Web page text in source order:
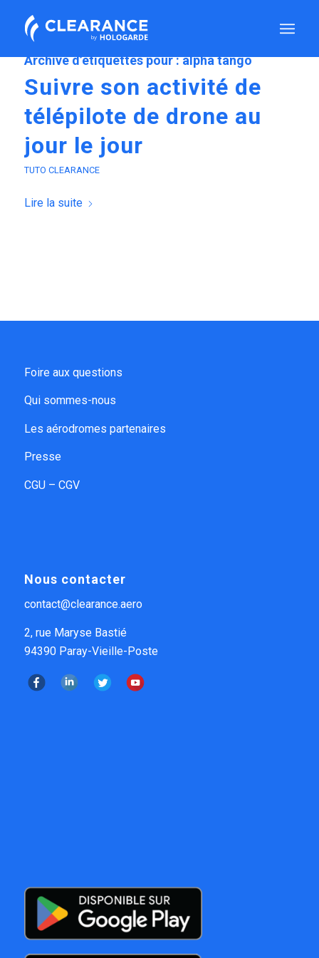
Archive d’étiquettes pour :alpha tango
Suivre son activité de
télépilote de drone au
jour le jour
TUTO CLEARANCE
Lire la suite
Foire aux questions
Qui sommes-nous
Les aérodromes partenaires
Presse
CGU – CGV
Nous contacter
contact@clearance.aero
2, rue Maryse Bastié
94390 Paray-Vieille-Poste